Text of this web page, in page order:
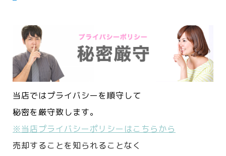
当店ではプライバシーを順守して
秘密を厳守致します。
※当店プライバシーポリシーはこちらから
売却することを知られることなく